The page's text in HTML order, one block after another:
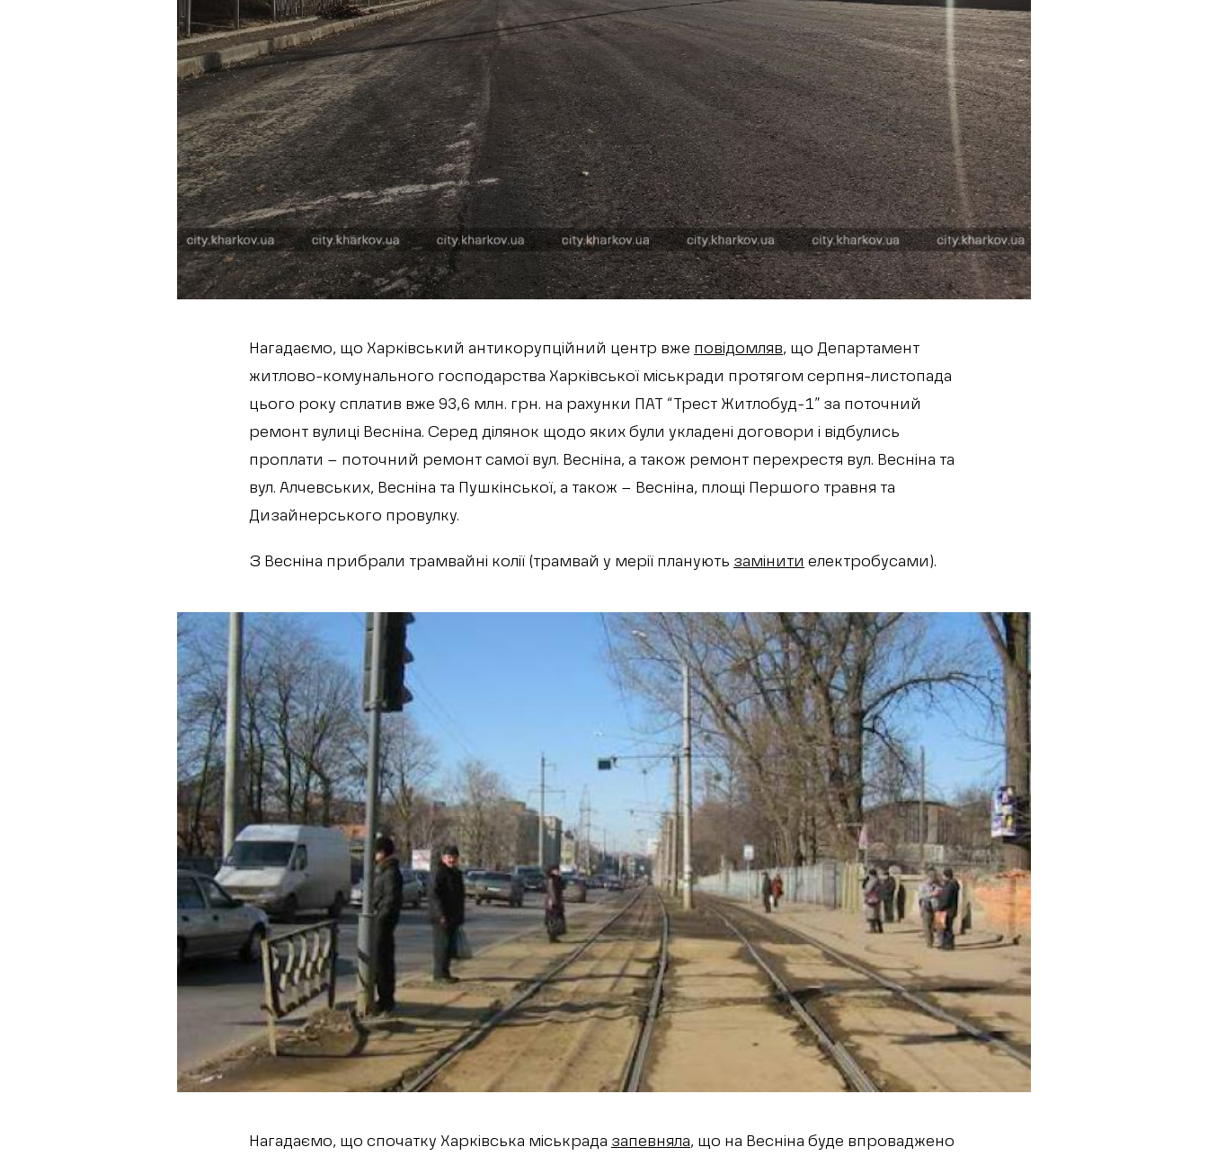
Нагадаємо, що Харківський антикорупційний центр вже повідомляв, що Департамент
житлово-комунального господарства Харківської міськради протягом серпня-листопада
цього року сплатив вже 93,6 млн. грн. на рахунки ПАТ “Трест Житлобуд-1” за поточний
ремонт вулиці Весніна. Серед ділянок щодо яких були укладені договори і відбулись
проплати – поточний ремонт самої вул. Весніна, а також ремонт перехрестя вул. Весніна та
вул. Алчевських, Весніна та Пушкінської, а також – Весніна, площі Першого травня та
Дизайнерського провулку.
З Весніна прибрали трамвайні колії (трамвай у мерії планують замінити електробусами).
Нагадаємо, що спочатку Харківська міськрада запевняла, що на Весніна буде впроваджено